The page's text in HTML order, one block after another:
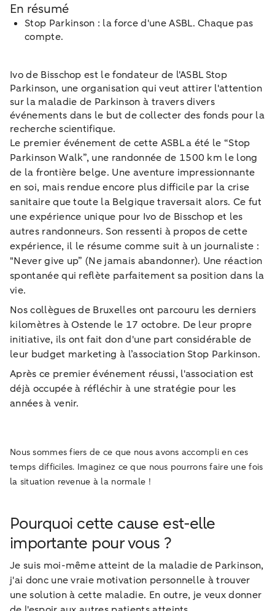
En résumé
Stop Parkinson : la force d'une ASBL. Chaque pas
compte.
Ivo de Bisschop est le fondateur de l'ASBL Stop
Parkinson, une organisation qui veut attirer l'attention
sur la maladie de Parkinson à travers divers
événements dans le but de collecter des fonds pour la
recherche scientifique.
Le premier événement de cette ASBL a été le “Stop
Parkinson Walk”, une randonnée de 1500 km le long
de la frontière belge. Une aventure impressionnante
en soi, mais rendue encore plus difficile par la crise
sanitaire que toute la Belgique traversait alors. Ce fut
une expérience unique pour Ivo de Bisschop et les
autres randonneurs. Son ressenti à propos de cette
expérience, il le résume comme suit à un journaliste :
"Never give up” (Ne jamais abandonner). Une réaction
spontanée qui reflète parfaitement sa position dans la
vie.
Nos collègues de Bruxelles ont parcouru les derniers
kilomètres à Ostende le 17 octobre. De leur propre
initiative, ils ont fait don d'une part considérable de
leur budget marketing à l’association Stop Parkinson.
Après ce premier événement réussi, l'association est
déjà occupée à réfléchir à une stratégie pour les
années à venir.
Nous sommes fiers de ce que nous avons accompli en ces
temps difficiles. Imaginez ce que nous pourrons faire une fois
la situation revenue à la normale !
Pourquoi cette cause est-elle
importante pour vous ?
Je suis moi-même atteint de la maladie de Parkinson,
j'ai donc une vraie motivation personnelle à trouver
une solution à cette maladie. En outre, je veux donner